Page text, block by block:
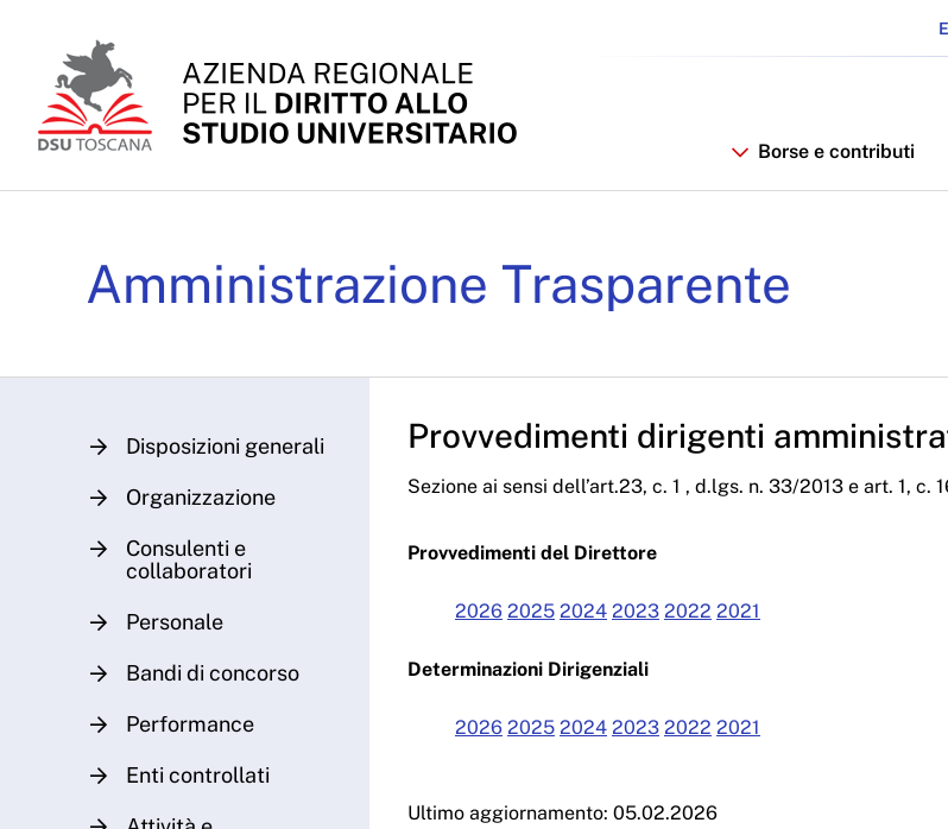
Borse e contributi
Amministrazione Trasparente
Disposizioni generali
Organizzazione
Consulenti e
collaboratori
Personale
Bandi di concorso
Performance
Enti controllati
Provvedimenti dirigenti
Sezione ai sensi dell’art.23, c. 1 , d.lgs. n. 33/2013 e art. 1, c.
Provvedimenti del Direttore
2026 2025 2024 2023 2022 2021
Determinazioni Dirigenziali
2026 2025 2024 2023 2022 2021
Ultimo aggiornamento: 05.02.2026